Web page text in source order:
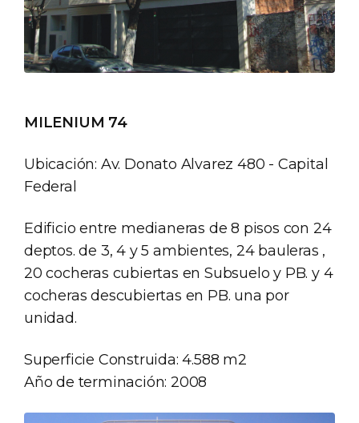
MILENIUM 74
Ubicación: Av. Donato Alvarez 480 - Capital
Federal
Edificio entre medianeras de 8 pisos con 24
deptos. de 3, 4 y 5 ambientes, 24 bauleras ,
20 cocheras cubiertas en Subsuelo y PB. y 4
cocheras descubiertas en PB. una por
unidad.
Superficie Construida: 4.588 m2
Año de terminación: 2008